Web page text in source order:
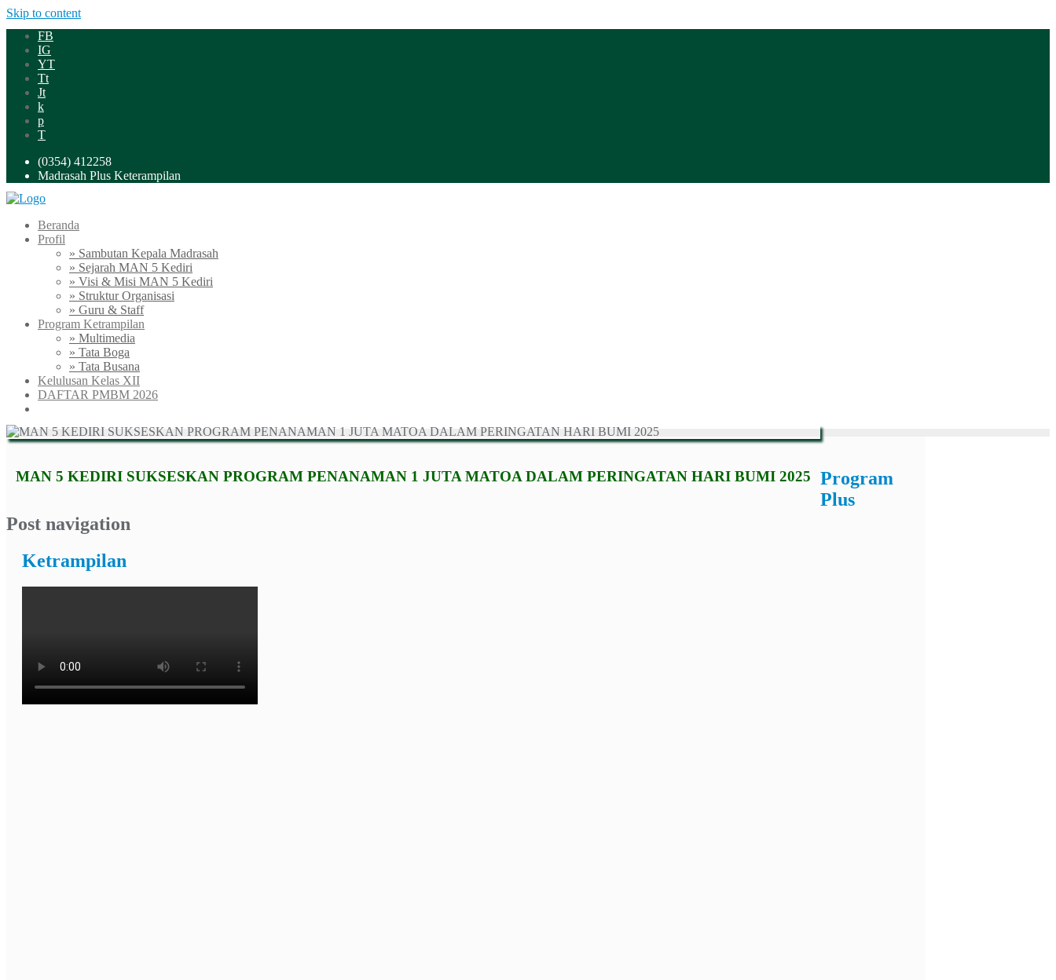
Skip to content
FB
IG
YT
Tt
Jt
k
p
T
(0354) 412258
Madrasah Plus Keterampilan
Beranda
Profil
» Sambutan Kepala Madrasah
» Sejarah MAN 5 Kediri
» Visi & Misi MAN 5 Kediri
» Struktur Organisasi
» Guru & Staff
Program Ketrampilan
» Multimedia
» Tata Boga
» Tata Busana
Kelulusan Kelas XII
DAFTAR PMBM 2026
MAN 5 KEDIRI SUKSESKAN PROGRAM PENANAMAN 1 JUTA MATOA DALAM PERINGATAN HARI BUMI 2025
Post navigation
Program
Plus
Ketrampilan